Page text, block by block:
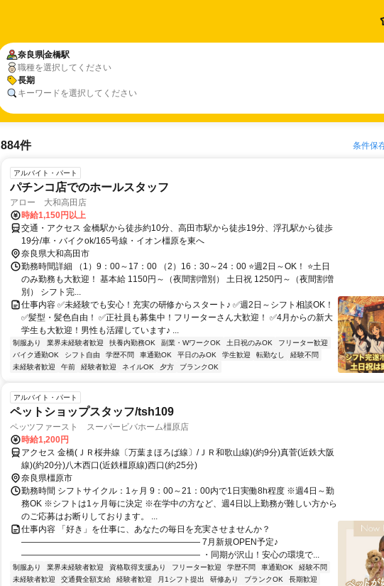
奈良県金橋駅
職種を選択してください
長期
キーワードを選択してください
884件 条件保
アルバイト・パート
パチンコ店でのホールスタッフ
アロー 大和高田店
時給1,150円以上
交通・アクセス 金橋駅から徒歩約10分、高田市駅から徒歩19分、浮孔駅から徒歩
19分/車・バイクok/165号線・イオン橿原を東へ
奈良県大和高田市
勤務時間詳細 （1）9：00～17：00 （2）16：30～24：00 ⭐週2日～OK！ ⭐土日
のみ勤務も大歓迎！ 基本給 1150円～（夜間割増別） 土日祝 1250円～（夜間割増
別） シフト完...
仕事内容 ✅未経験でも安心！充実の研修からスタート♪ ✅週2日～シフト相談OK！
✅髪型・髪色自由！ ✅正社員も募集中！フリーターさん大歓迎！ ✅4月からの新大
学生も大歓迎！男性も活躍しています♪ ...
制服あり 業界未経験者歓迎 扶養内勤務OK 副業・WワークOK 土日祝のみOK
フリーター歓迎
バイク通勤OK
シフト自由 学歴不問 車通勤OK 平日のみOK 学生歓迎 転勤なし
経験不問
未経験者歓迎
午前 経験者歓迎 ネイルOK 夕方 ブランクOK
アルバイト・パート
ペットショップスタッフ/tsh109
ペッツファースト スーパービバホーム橿原店
時給1,200円
アクセス 金橋(ＪＲ桜井線〔万葉まほろば線〕/ＪＲ和歌山線)(約9分)真菅(近鉄大阪
線)(約20分)八木西口(近鉄橿原線)西口(約25分)
奈良県橿原市
勤務時間 シフトサイクル：1ヶ月 9：00～21：00内で1日実働8h程度 ※週4日～勤
務OK ※シフトは1ヶ月毎に決定 ※在学中の方など、週4日以上勤務が難しい方から
のご応募はお断りしております。 ...
仕事内容 「好き」を仕事に、あなたの毎日を充実させませんか？
――――――――――――――――――――― 7月新規OPEN予定♪
――――――――――――――――――――― ・同期が沢山！安心の環境で...
制服あり 業界未経験者歓迎 資格取得支援あり フリーター歓迎 学歴不問 車通勤OK
経験不問
未経験者歓迎
交通費全額支給 経験者歓迎 月1シフト提出 研修あり ブランクOK
長期歓迎